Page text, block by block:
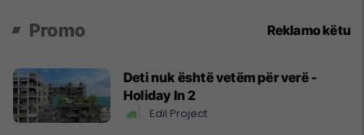
Promo Reklamo këtu
Deti nuk është vetëm për verë -
Holiday In 2
Edil Project